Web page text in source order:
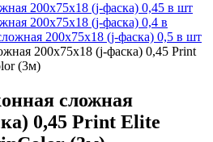
200х75х18 (j-фаска) 0,45 в шт
200х75х18 (j-фаска) 0,4 в
200х75х18 (j-фаска) 0,5 в шт
200х75х18 (j-фаска) 0,45 Print
(3м)
сложная
0,45 Print Elite